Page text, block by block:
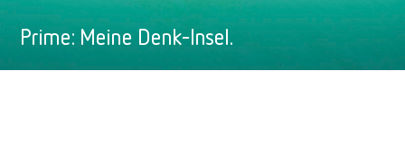
Prime: Meine Denk-Insel.